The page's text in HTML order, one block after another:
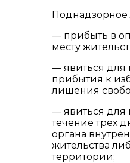
Поднадзорное
— прибыть в
месту
— явиться для
прибытия к
лишения
— явиться для
течение трех
органа
жительства
территории;